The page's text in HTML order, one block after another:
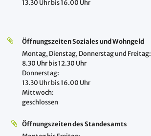
13.30 Uhr bis 16.00 Uhr
Öffnungszeiten Soziales und Wohngeld
Montag, Dienstag, Donnerstag und Freitag:
8.30 Uhr bis 12.30 Uhr
Donnerstag:
13.30 Uhr bis 16.00 Uhr
Mittwoch:
geschlossen
Öffnungszeiten des Standesamts